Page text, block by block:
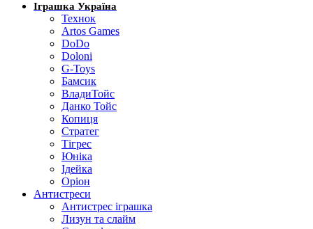
Іграшка Україна
Технок
Artos Games
DoDo
Doloni
G-Toys
Бамсик
ВладиТойс
Данко Тойс
Копиця
Стратег
Тігрес
Юніка
Ідейка
Оріон
Антистреси
Антистрес іграшка
Лизун та слайм